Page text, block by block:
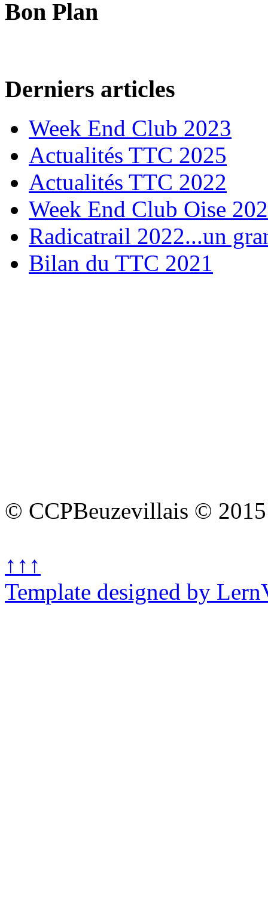
Bon Plan
Derniers articles
Week End Club 2023
Actualités TTC 2025
Actualités TTC 2022
Week End Club Oise
Radicatrail 2022...un
Bilan du TTC 2021
© CCPBeuzevillais © 2015
↑↑↑
Template designed by